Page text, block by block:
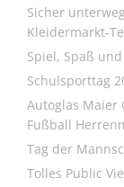
Sicher
Kleidermarkt-
Spiel, Spaß
Schulsporttag
Autoglas Maier
Fußball
Tag der
Tolles Public